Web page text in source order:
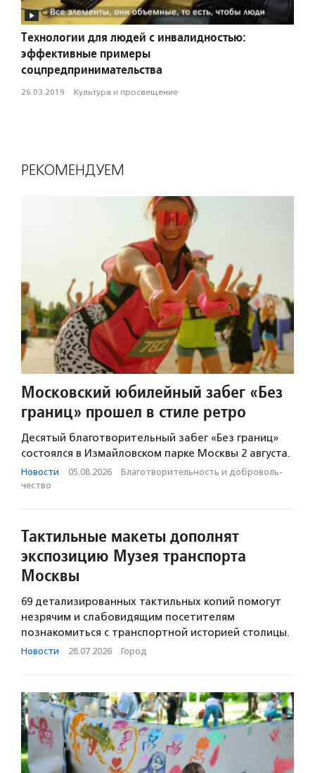
Технологии для людей с инвалидностью:
эффективные примеры
соцпредпринимательства
26.03.2019 · Культура и просвещение
РЕКОМЕНДУЕМ
Московский юбилейный забег «Без
границ» прошел в стиле ретро
Десятый благотворительный забег «Без границ»
состоялся в Измайловском парке Москвы 2 августа.
Новости · 05.08.2026 · Благотвори­тель­ность и доброволь­
чест­во
Тактильные макеты дополнят
экспозицию Музея транспорта
Москвы
69 детализированных тактильных копий помогут
незрячим и слабовидящим посетителям
познакомиться с транспортной историей столицы.
Новости · 28.07.2026 · Город